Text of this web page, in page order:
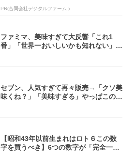
PR(合同会社デジタルファーム )
ファミマ、美味すぎて大反響「これ1
番」「世界一おいしいかも知れない」
セブン、人気すぎて再々販売→「クソ美
味くね？」「美味すぎる」やっぱこのク
【昭和43年以前生まれはロト６この数
字を買うべき】6つの数字が「完全一